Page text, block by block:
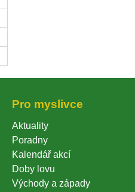
Pro myslivce
Aktuality
Poradny
Kalendář akcí
Doby lovu
Východy a západy